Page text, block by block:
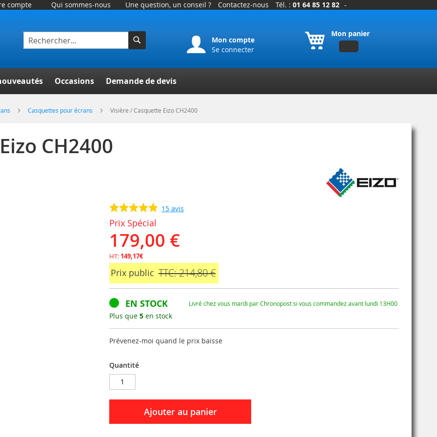
compte Qui sommes-nous Une question, un conseil ? Contactez-nous Tél. : 01 64 85 12 82 -
Mon panier
Mon compte
Se connecter
Occasions Demande de devis
Casquettes pour écrans Visière / Casquette Eizo CH2400
CH2400
15 avis
Prix Spécial
179,00 €
HT: 149,17€
Prix public TTC: 214,80 €
EN STOCK Livré chez vous mardi par Chronopost si vous commandez avant lundi 13H00
Plus que 5 en stock
Prévenez-moi quand le prix baisse
Quantité
Ajouter au panier